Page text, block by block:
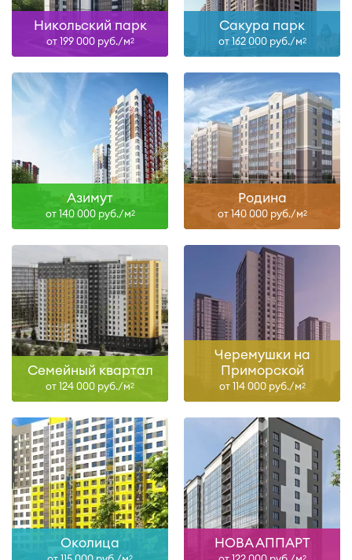
Никольский парк
от 199 000 руб./м2
Сакура парк
от 162 000 руб./м2
Азимут
от 140 000 руб./м2
Родина
от 140 000 руб./м2
Семейный квартал
от 124 000 руб./м2
Черемушки на
Приморской
от 114 000 руб./м2
Околица
2
НОВА АППАРТ
2